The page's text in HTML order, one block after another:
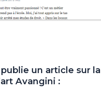
un article sur la
Avangini :